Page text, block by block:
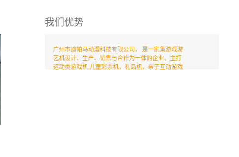
我们优势
广州市迪帕马动漫科技有限公司， 是一家集游戏游
艺机设计、生产、销售与合作为一体的企业。主打
运动类游戏机,儿童彩票机，礼品机，亲子互动游戏